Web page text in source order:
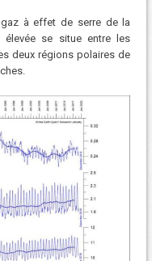
à effet de serre de la
élevée se situe entre les
deux régions polaires de